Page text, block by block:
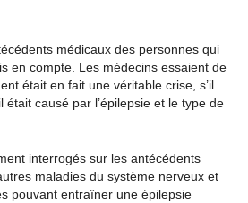
médicaux des personnes qui
en compte. Les médecins essaient de
était en fait une véritable crise, s’il
était causé par l’épilepsie et le type de
interrogés sur les antécédents
maladies du système nerveux et
pouvant entraîner une épilepsie